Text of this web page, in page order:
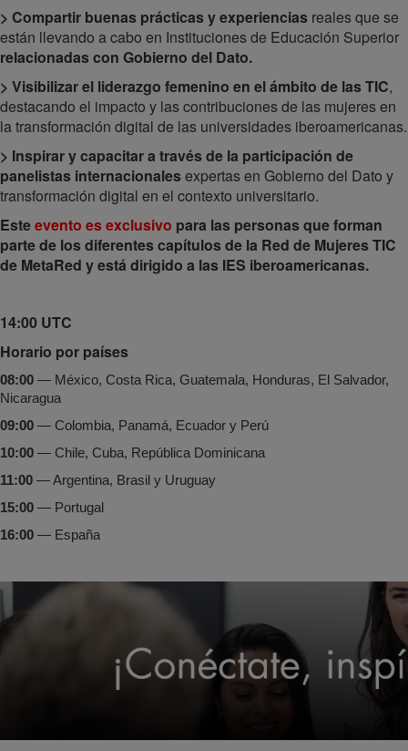
> Compartir buenas prácticas y experiencias reales que se
están llevando a cabo en Instituciones de Educación Superior
relacionadas con Gobierno del Dato.
> Visibilizar el liderazgo femenino en el ámbito de las TIC,
destacando el impacto y las contribuciones de las mujeres en
la transformación digital de las universidades iberoamericanas.
> Inspirar y capacitar a través de la participación de
panelistas internacionalesexpertas en Gobierno del Dato y
transformación digital en el contexto universitario.
Esteevento es exclusivo para las personas que forman
parte de los diferentes capítulos de la Red de Mujeres TIC
de MetaRed y está dirigido a las IES iberoamericanas.
14:00 UTC
Horario por países
08:00 — México, Costa Rica, Guatemala, Honduras, El Salvador,
Nicaragua
09:00 — Colombia, Panamá, Ecuador y Perú
10:00 — Chile, Cuba, República Dominicana
11:00 — Argentina, Brasil y Uruguay
15:00 — Portugal
16:00 — España